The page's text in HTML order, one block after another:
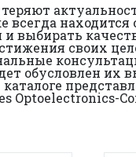
всегда
своих
обусловлен
Optoelectronics-